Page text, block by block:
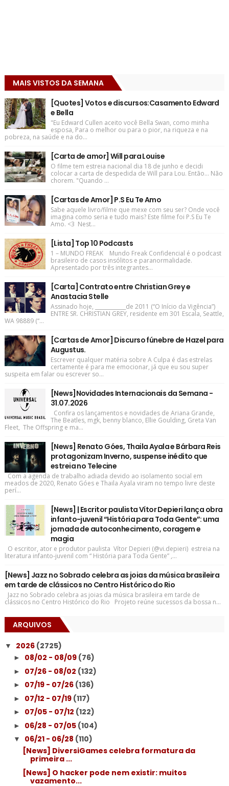
MAIS VISTOS DA SEMANA
[Quotes] Votos e discursos:Casamento Edward
e Bella
"Eu Edward Cullen aceito você Bella Swan, como minha
esposa, Para o melhor ou para o pior, na riqueza e na
pobreza, na saúde e na do...
[Carta de amor] Will para Louise
O filme tem estreia nacional dia 18 de junho e decidi
colocar a carta de despedida de Will para Lou. Então... Não
chorem. "Quando ...
[Cartas de Amor] P.S Eu Te Amo
Sabe aquele livro/filme que mexe com seu ser? Onde você
imagina como seria e tudo mais? Este filme foi P.S Eu Te
Amo. <3 Nest...
[Lista] Top 10 Podcasts
1 – MUNDO FREAK Mundo Freak Confidencial é o podcast
brasileiro de casos insólitos e paranormalidade.
Apresentado por três integrantes...
[Carta] Contrato entre Christian Grey e
Anastacia Stelle
Assinado hoje, ____________de 2011 (“O Início da Vigência”)
ENTRE SR. CHRISTIAN GREY, residente em 301 Escala, Seattle,
WA 98889 (“...
[Cartas de Amor] Discurso fúnebre de Hazel para
Augustus.
Escrever qualquer matéria sobre A Culpa é das estrelas
certamente é para me emocionar, já que eu sou super
suspeita em falar ou escrever so...
[News]Novidades Internacionais da Semana -
31.07.2026
Confira os lançamentos e novidades de Ariana Grande,
The Beatles, mgk, benny blanco, Ellie Goulding, Greta Van
Fleet, The Offspring e ma...
[News] Renato Góes, Thaila Ayala e Bárbara Reis
protagonizam Inverno, suspense inédito que
estreia no Telecine
Com a agenda de trabalho adiada devido ao isolamento social em
meados de 2020, Renato Góes e Thaila Ayala viram no tempo livre deste
perí...
[News] | Escritor paulista Vítor Depieri lança obra
infanto-juvenil “História para Toda Gente”: uma
jornada de autoconhecimento, coragem e
magia
O escritor, ator e produtor paulista Vítor Depieri (@vi.depieri) estreia na
literatura infanto-juvenil com “ História para Toda Gente” ,...
[News] Jazz no Sobrado celebra as joias da música brasileira
em tarde de clássicos no Centro Histórico do Rio
Jazz no Sobrado celebra as joias da música brasileira em tarde de
clássicos no Centro Histórico do Rio Projeto reúne sucessos da bossa n...
ARQUIVOS
▼ 2026 (2725)
► 08/02 - 08/09 (76)
► 07/26 - 08/02 (132)
► 07/19 - 07/26 (136)
► 07/12 - 07/19 (117)
► 07/05 - 07/12 (122)
► 06/28 - 07/05 (104)
▼ 06/21 - 06/28 (110)
[News] DiversiGames celebra formatura da
primeira ...
[News] O hacker pode nem existir: muitos
vazamento...